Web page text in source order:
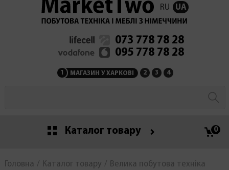
RU UA
073 778 78 28
095 778 78 28
1 МАГАЗИН У ХАРКОВІ 2 МАГАЗИН НА
3 СЕРВІСНИЙ ЦЕНТР
4
Каталог товару 0
Головна Каталог товару
Велика побутова техніка